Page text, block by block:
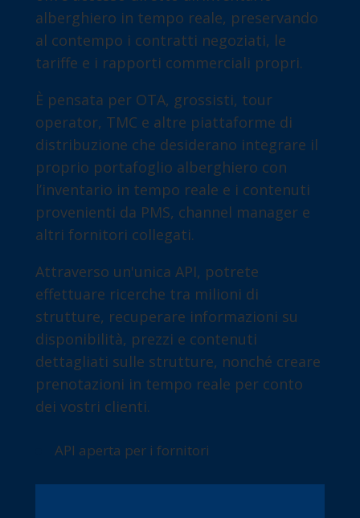
alberghiero in tempo reale, preservando
al contempo i contratti negoziati, le
tariffe e i rapporti commerciali propri.
È pensata per OTA, grossisti, tour
operator, TMC e altre piattaforme di
distribuzione che desiderano integrare il
proprio portafoglio alberghiero con
l’inventario in tempo reale e i contenuti
provenienti da PMS, channel manager e
altri fornitori collegati.
Attraverso un'unica API, potrete
effettuare ricerche tra milioni di
strutture, recuperare informazioni su
disponibilità, prezzi e contenuti
dettagliati sulle strutture, nonché creare
prenotazioni in tempo reale per conto
dei vostri clienti.
API aperta per i fornitori